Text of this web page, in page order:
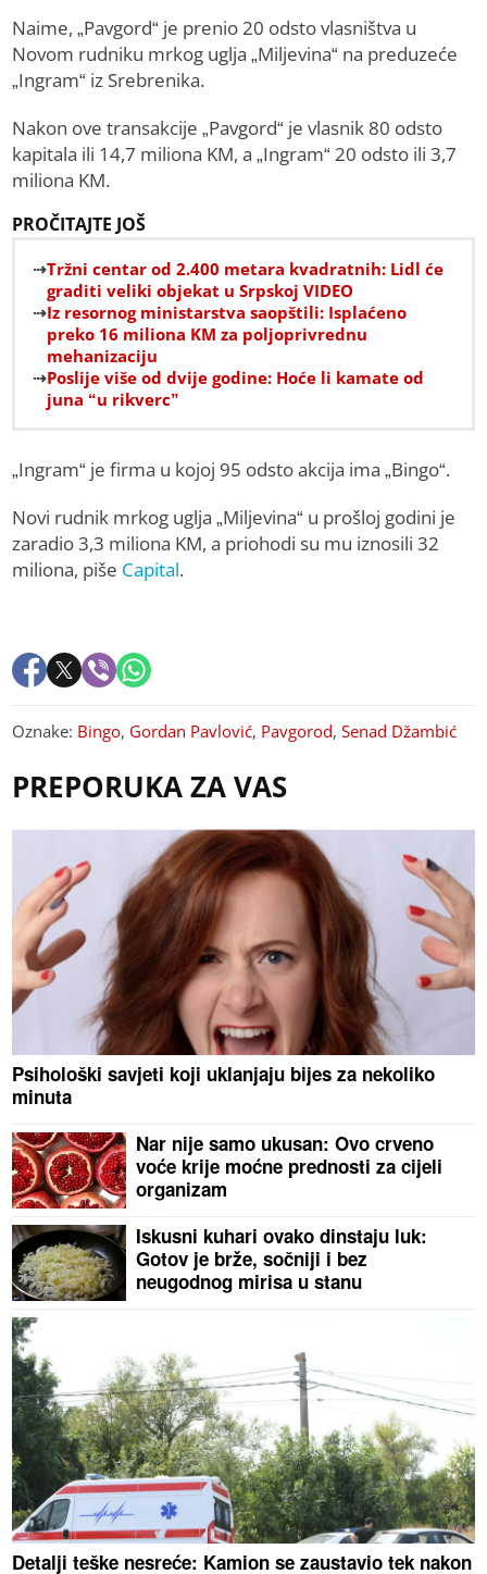
Naime, „Pavgord“ je prenio 20 odsto vlasništva u
Novom rudniku mrkog uglja „Miljevina“ na preduzeće
„Ingram“ iz Srebrenika.
Nakon ove transakcije „Pavgord“ je vlasnik 80 odsto
kapitala ili 14,7 miliona KM, a „Ingram“ 20 odsto ili 3,7
miliona KM.
PROČITAJTE JOŠ
Tržni centar od 2.400 metara kvadratnih: Lidl će
graditi veliki objekat u Srpskoj VIDEO
Iz resornog ministarstva saopštili: Isplaćeno
preko 16 miliona KM za poljoprivrednu
mehanizaciju
Poslije više od dvije godine: Hoće li kamate od
juna “u rikverc”
„Ingram“ je firma u kojoj 95 odsto akcija ima „Bingo“.
Novi rudnik mrkog uglja „Miljevina“ u prošloj godini je
zaradio 3,3 miliona KM, a priohodi su mu iznosili 32
miliona, piše Capital.
Oznake: Bingo, Gordan Pavlović, Pavgorod,Senad Džambić
PREPORUKA ZA VAS
Psihološki savjeti koji uklanjaju bijes za nekoliko
minuta
Nar nije samo ukusan: Ovo crveno
voće krije moćne prednosti za cijeli
organizam
Iskusni kuhari ovako dinstaju luk:
Gotov je brže, sočniji i bez
neugodnog mirisa u stanu
Detalji teške nesreće: Kamion se zaustavio tek nakon